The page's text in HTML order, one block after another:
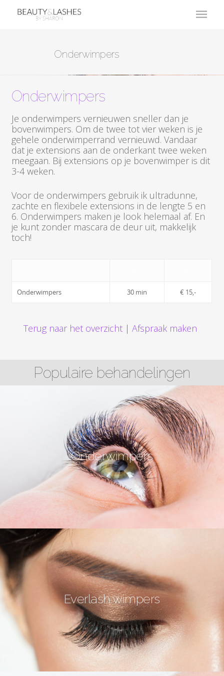
Onderwimpers
Onderwimpers
Je onderwimpers vernieuwen sneller dan je
bovenwimpers. Om de twee tot vier weken is je
gehele onderwimperrand vernieuwd. Vandaar
dat je extensions aan de onderkant twee weken
meegaan. Bij extensions op je bovenwimper is dit
3-4 weken.
Voor de onderwimpers gebruik ik ultradunne,
zachte en flexibele extensions in de lengte 5 en
6. Onderwimpers maken je look helemaal af. En
je kunt zonder mascara de deur uit, makkelijk
toch!
Onderwimpers 30 min € 15,-
Terug naar het overzicht |Afspraak maken
Populaire behandelingen
Onderwimpers
Everlash wimpers